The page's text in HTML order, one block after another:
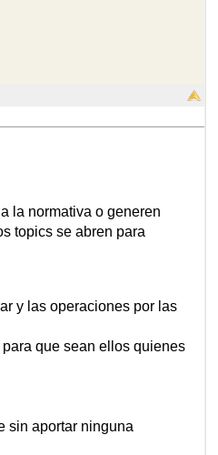
la normativa o generen
topics se abren para
y las operaciones por las
que sean ellos quienes
sin aportar ninguna